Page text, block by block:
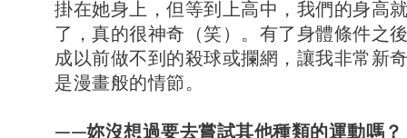
掛在她身上，但等到上高中，我們的身高
了，真的很神奇（笑）。有了身體條件之
成以前做不到的殺球或攔網，讓我非常新
是漫畫般的情節。
——妳沒想過要去嘗試其他種類的運動嗎？